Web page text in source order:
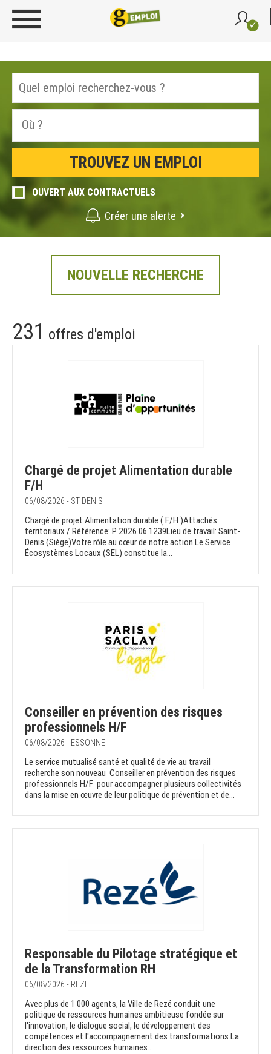
OUVERT AUX CONTRACTUELS
Créer une alerte
NOUVELLE RECHERCHE
231 offres d'emploi
Chargé de projet Alimentation durable
F/H
06/08/2026 - ST DENIS
Chargé de projet Alimentation durable ( F/H )Attachés
territoriaux / Référence: P 2026 06 1239Lieu de travail: Saint-
Denis (Siège)Votre rôle au cœur de notre action Le Service
Écosystèmes Locaux (SEL) constitue la...
Conseiller en prévention des risques
professionnels H/F
06/08/2026 - ESSONNE
Le service mutualisé santé et qualité de vie au travail
recherche son nouveau Conseiller en prévention des risques
professionnels H/F pour accompagner plusieurs collectivités
dans la mise en œuvre de leur politique de prévention et de...
Responsable du Pilotage stratégique et
de la Transformation RH
06/08/2026 - REZE
Avec plus de 1 000 agents, la Ville de Rezé conduit une
politique de ressources humaines ambitieuse fondée sur
l'innovation, le dialogue social, le développement des
compétences et l'accompagnement des transformations.La
direction des ressources humaines...